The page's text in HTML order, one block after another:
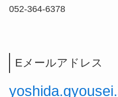
052-364-6378
Eメールアドレス